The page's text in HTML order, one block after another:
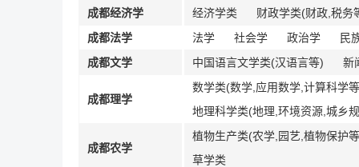
成都经济学 经济学类
财政学类(财政,税务
成都法学
法学 社会学 政治学
民
成都文学
中国语言文学类(汉语言等) 新
成都理学
数学类(数学,应用数学,计算科学
地理科学类(地理,环境资源,城乡
成都农学
植物生产类(农学,园艺,植物保护
草学类